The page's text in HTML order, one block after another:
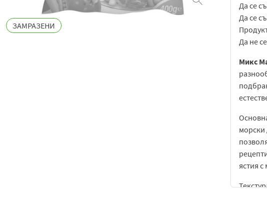
ЗАМРАЗЕНИ
Да се
Да се
Да не
Микс
морски
ястия